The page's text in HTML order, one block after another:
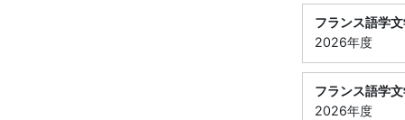
フランス語学
2026年度
フランス語学
2026年度